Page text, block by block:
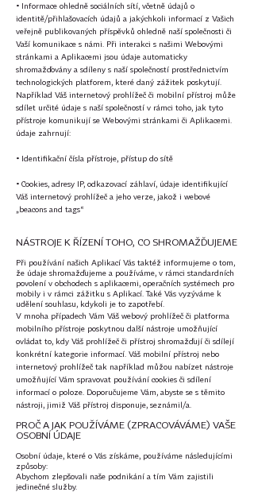
• Informace ohledně sociálních sítí, včetně údajů o
identitě/přihlašovacích údajů a jakýchkoli informací z Vašich
veřejně publikovaných příspěvků ohledně naší společnosti či
Vaší komunikace s námi. Při interakci s našimi Webovými
stránkami a Aplikacemi jsou údaje automaticky
shromažďovány a sdíleny s naší společností prostřednictvím
technologických platforem, které daný zážitek poskytují.
Například Váš internetový prohlížeč či mobilní přístroj může
sdílet určité údaje s naší společností v rámci toho, jak tyto
přístroje komunikují se Webovými stránkami či Aplikacemi.
údaje zahrnují:
• Identifikační čísla přístroje, přístup do sítě
• Cookies, adresy IP, odkazovací záhlaví, údaje identifikující
Váš internetový prohlížeč a jeho verze, jakož i webové
„beacons and tags“
NÁSTROJE K ŘÍZENÍ TOHO, CO SHROMAŽĎUJEME
Při používání našich Aplikací Vás taktéž informujeme o tom,
že údaje shromažďujeme a používáme, v rámci standardních
povolení v obchodech s aplikacemi, operačních systémech pro
mobily i v rámci zážitku s Aplikací. Také Vás vyzýváme k
udělení souhlasu, kdykoli je to zapotřebí.
V mnoha případech Vám Váš webový prohlížeč či platforma
mobilního přístroje poskytnou další nástroje umožňující
ovládat to, kdy Váš prohlížeč či přístroj shromažďují či sdílejí
konkrétní kategorie informací. Váš mobilní přístroj nebo
internetový prohlížeč tak například můžou nabízet nástroje
umožňující Vám spravovat používání cookies či sdílení
informací o poloze. Doporučujeme Vám, abyste se s těmito
nástroji, jimiž Váš přístroj disponuje, seznámil/a.
PROČ A JAK POUŽÍVÁME (ZPRACOVÁVÁME) VAŠE
OSOBNÍ ÚDAJE
Osobní údaje, které o Vás získáme, používáme následujícími
způsoby:
Abychom zlepšovali naše podnikání a tím Vám zajistili
jedinečné služby.